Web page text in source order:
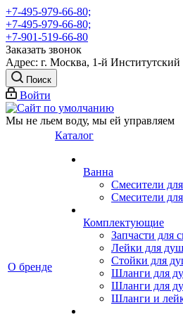
+7-495-979-66-80;
+7-495-979-66-80;
+7-901-519-66-80
Заказать звонок
Адрес: г. Москва, 1-й Институтский
Поиск
Войти
Мы не льем воду, мы ей управляем
О бренде
Каталог
Ванна
Смесители
Смесители
Комплектующие
Запчасти для
Лейки для
Стойки для
Шланги для
Шланги для
Шланги и